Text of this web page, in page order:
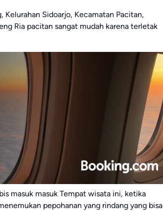
Kelurahan Sidoarjo, Kecamatan Pacitan,
Ria pacitan sangat mudah karena terletak
masuk masuk Tempat wisata ini, ketika
pepohanan yang rindang yang bisa